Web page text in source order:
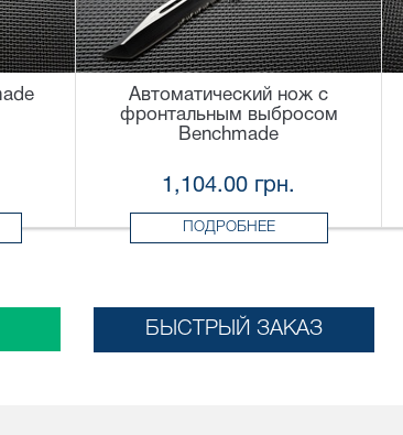
Автоматический нож с
фронтальным выбросом
Benchmade
1,104.00 грн.
ПОДРОБНЕЕ
БЫСТРЫЙ ЗАКАЗ